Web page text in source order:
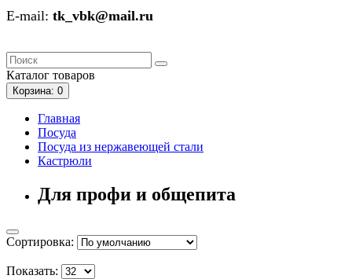
E-mail: tk_vbk@mail.ru
Каталог товаров
Корзина: 0
Главная
Посуда
Посуда из нержавеющей стали
Кастрюли
Для профи и общепита
Сортировка:
Показать: